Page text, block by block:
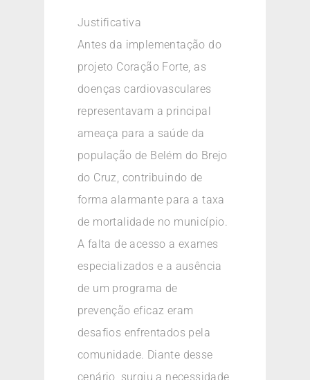
Justificativa
Antes da implementação do
projeto Coração Forte, as
doenças cardiovasculares
representavam a principal
ameaça para a saúde da
população de Belém do Brejo
do Cruz, contribuindo de
forma alarmante para a taxa
de mortalidade no município.
A falta de acesso a exames
especializados e a ausência
de um programa de
prevenção eficaz eram
desafios enfrentados pela
comunidade. Diante desse
cenário, surgiu a necessidade